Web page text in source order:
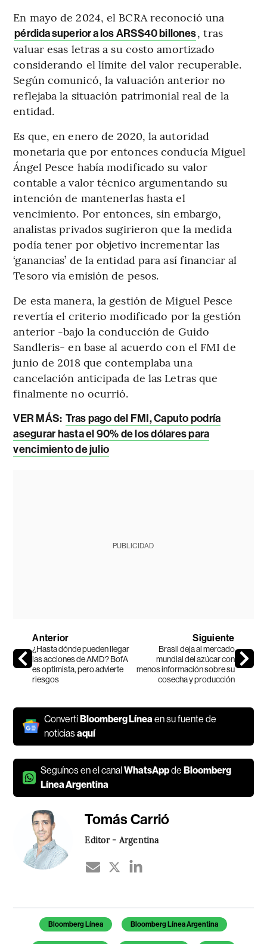
En mayo de 2024, el BCRA reconoció una
pérdida superior a los ARS$40 billones, tras
valuar esas letras a su costo amortizado
considerando el límite del valor recuperable.
Según comunicó, la valuación anterior no
reflejaba la situación patrimonial real de la
entidad.
Es que, en enero de 2020, la autoridad
monetaria que por entonces conducía Miguel
Ángel Pesce había modificado su valor
contable a valor técnico argumentando su
intención de mantenerlas hasta el
vencimiento. Por entonces, sin embargo,
analistas privados sugirieron que la medida
podía tener por objetivo incrementar las
‘ganancias’ de la entidad para así financiar al
Tesoro vía emisión de pesos.
De esta manera, la gestión de Miguel Pesce
revertía el criterio modificado por la gestión
anterior -bajo la conducción de Guido
Sandleris- en base al acuerdo con el FMI de
junio de 2018 que contemplaba una
cancelación anticipada de las Letras que
finalmente no ocurrió.
VER MÁS: Tras pago del FMI, Caputo podría
asegurar hasta el 90% de los dólares para
vencimiento de julio
PUBLICIDAD
Anterior
¿Hasta dónde pueden llegar
las acciones de AMD? BofA
es optimista, pero advierte
riesgos
Siguiente
Brasil deja al mercado
mundial del azúcar con
menos información sobre su
cosecha y producción
ConvertíBloomberg Línea en su fuente de
noticiasaquí
Seguínos en el canalWhatsAppdeBloomberg
Línea Argentina
Tomás Carrió
Editor - Argentina
Temas de este artículo
Bloomberg Línea Bloomberg Línea Argentina